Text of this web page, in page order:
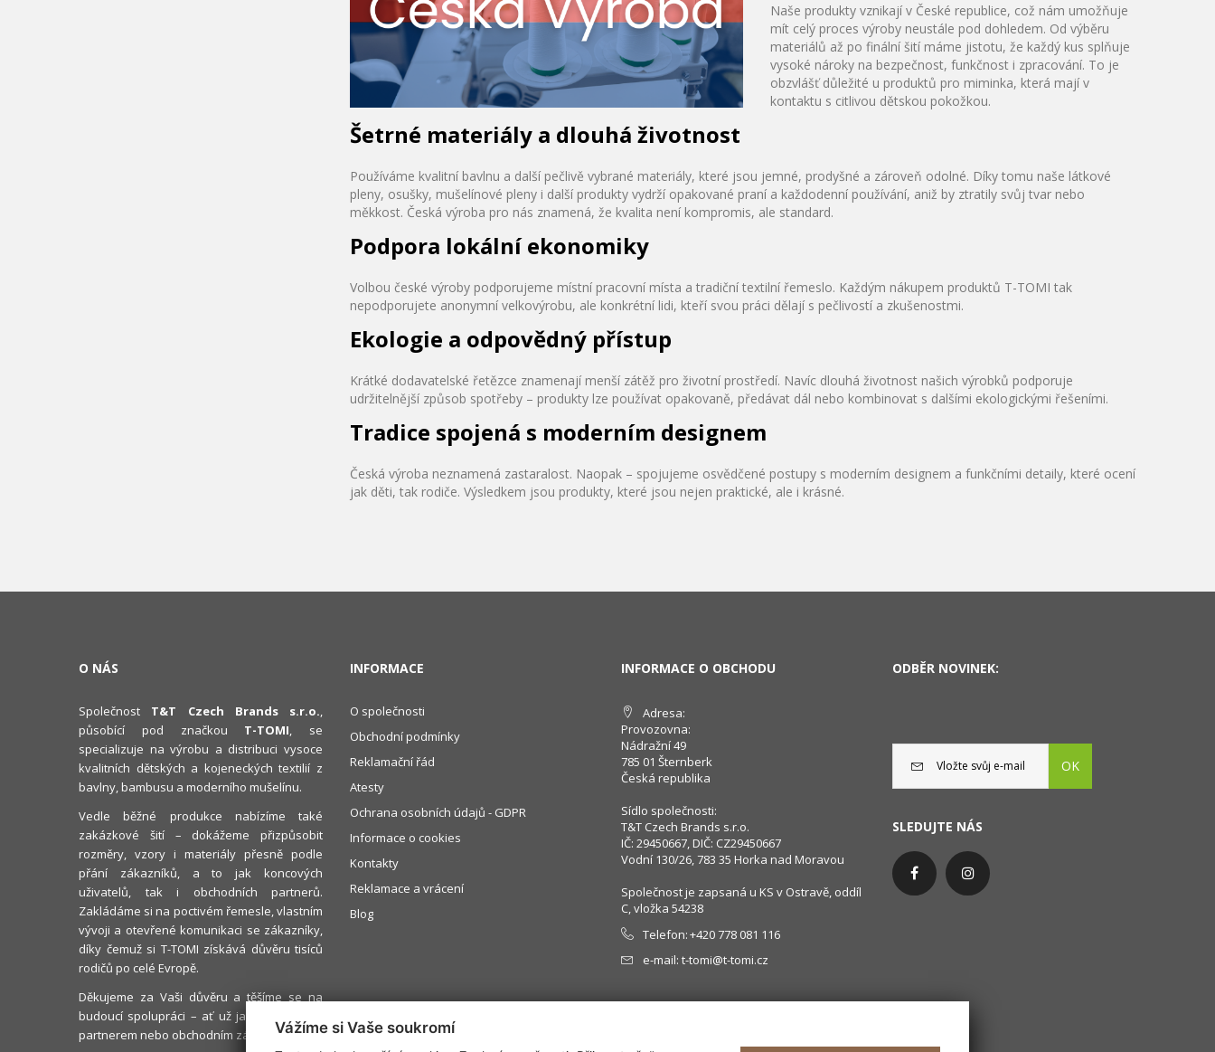
Naše produkty vznikají v České republice, což nám umožňuje
mít celý proces výroby neustále pod dohledem. Od výběru
materiálů až po finální šití máme jistotu, že každý kus splňuje
vysoké nároky na bezpečnost, funkčnost i zpracování. To je
obzvlášť důležité u produktů pro miminka, která mají v
kontaktu s citlivou dětskou pokožkou.
Šetrné materiály a dlouhá životnost
Používáme kvalitní bavlnu a další pečlivě vybrané materiály, které jsou jemné, prodyšné a zároveň odolné. Díky tomu naše látkové
pleny, osušky, mušelínové pleny i další produkty vydrží opakované praní a každodenní používání, aniž by ztratily svůj tvar nebo
měkkost. Česká výroba pro nás znamená, že kvalita není kompromis, ale standard.
Podpora lokální ekonomiky
Volbou české výroby podporujeme místní pracovní místa a tradiční textilní řemeslo. Každým nákupem produktů T-TOMI tak
nepodporujete anonymní velkovýrobu, ale konkrétní lidi, kteří svou práci dělají s pečlivostí a zkušenostmi.
Ekologie a odpovědný přístup
Krátké dodavatelské řetězce znamenají menší zátěž pro životní prostředí. Navíc dlouhá životnost našich výrobků podporuje
udržitelnější způsob spotřeby – produkty lze používat opakovaně, předávat dál nebo kombinovat s dalšími ekologickými řešeními.
Tradice spojená s moderním designem
Česká výroba neznamená zastaralost. Naopak – spojujeme osvědčené postupy s moderním designem a funkčními detaily, které ocení
jak děti, tak rodiče. Výsledkem jsou produkty, které jsou nejen praktické, ale i krásné.
O NÁS
Společnost T&T Czech Brands s.r.o.,
působící pod značkou T-TOMI, se
specializuje na výrobu a distribuci vysoce
kvalitních dětských a kojeneckých textilií z
bavlny, bambusu a moderního mušelínu.
Vedle běžné produkce nabízíme také
zakázkové šití – dokážeme přizpůsobit
rozměry, vzory i materiály přesně podle
přání zákazníků, a to jak koncových
uživatelů, tak i obchodních partnerů.
Zakládáme si na poctivém řemesle, vlastním
vývoji a otevřené komunikaci se zákazníky,
díky čemuž si T-TOMI získává důvěru tisíců
rodičů po celé Evropě.
Děkujeme za Vaši důvěru a těšíme se na
budoucí spolupráci – ať už jako s rodičem,
partnerem nebo obchodním zákazníkem.
INFORMACE
O společnosti
Obchodní podmínky
Reklamační řád
Atesty
Ochrana osobních údajů - GDPR
Informace o cookies
Kontakty
Reklamace a vrácení
Blog
INFORMACE O OBCHODU
Adresa:
Provozovna:
Nádražní 49
785 01 Šternberk
Česká republika
Sídlo společnosti:
T&T Czech Brands s.r.o.
IČ: 29450667, DIČ: CZ29450667
Vodní 130/26, 783 35 Horka nad Moravou
Společnost je zapsaná u KS v Ostravě, oddíl
C, vložka 54238
Telefon:+420 778 081 116
e-mail: t-tomi@t-tomi.cz
ODBĚR NOVINEK:
OK
SLEDUJTE NÁS
Vážíme si Vaše soukromí